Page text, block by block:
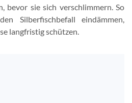
bevor sie sich verschlimmern. So
Silberfischbefall eindämmen,
langfristig schützen.